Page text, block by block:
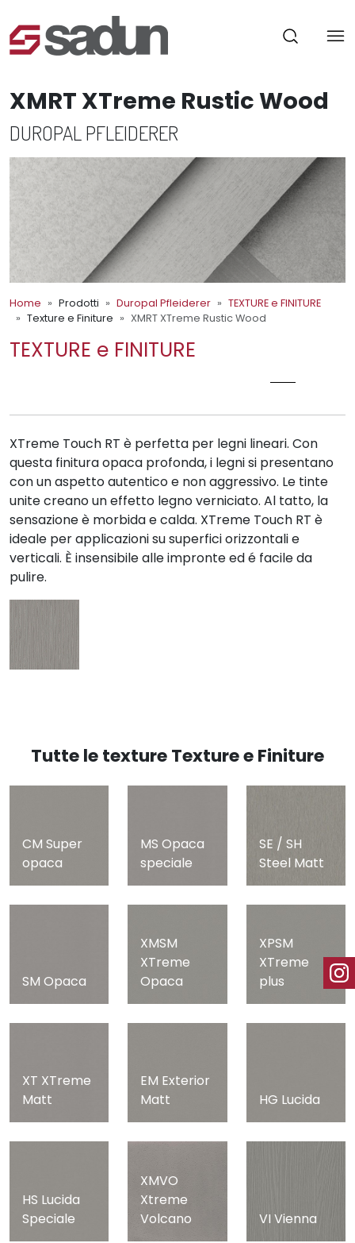
XMRT XTreme Rustic Wood
DUROPAL PFLEIDERER
Home Prodotti Duropal Pfleiderer
TEXTURE e FINITURE
Texture e Finiture
XMRT XTreme Rustic Wood
TEXTURE e FINITURE
XTreme Touch RT è perfetta per legni lineari. Con
questa finitura opaca profonda, i legni si presentano
con un aspetto autentico e non aggressivo. Le tinte
unite creano un effetto legno verniciato. Al tatto, la
sensazione è morbida e calda. XTreme Touch RT è
ideale per applicazioni su superfici orizzontali e
verticali. È insensibile alle impronte ed é facile da
pulire.
Tutte le texture Texture e Finiture
CM Super
opaca
MS Opaca
speciale
SE / SH
Steel Matt
SM Opaca
XMSM
XTreme
Opaca
XPSM
XTreme
plus
XT XTreme
Matt
EM Exterior
Matt
HG Lucida
HS Lucida
Speciale
XMVO
Xtreme
Volcano
VI Vienna